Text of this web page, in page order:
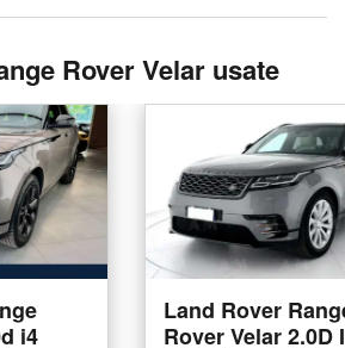
Rover Velar usate
i4
Land Rover
Rover Velar 2.0D